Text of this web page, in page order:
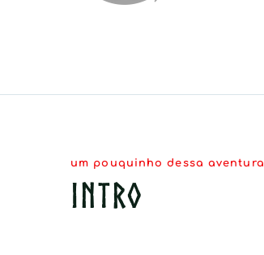
um pouquinho dessa aventura
INTRO